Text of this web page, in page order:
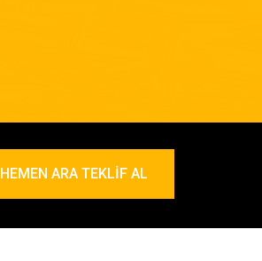
HEMEN ARA TEKLIF AL